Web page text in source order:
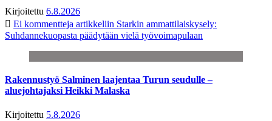
Kirjoitettu 6.8.2026
Ei kommentteja artikkeliin Starkin ammattilaiskysely:
Suhdannekuopasta päädytään vielä työvoimapulaan
Rakennustyö Salminen laajentaa Turun seudulle –
aluejohtajaksi Heikki Malaska
Kirjoitettu 5.8.2026